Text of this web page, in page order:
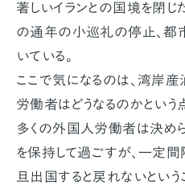
著しいイランとの国境を閉じ
の通年の小巡礼の停止、都
いている。
ここで気になるのは、湾岸
労働者はどうなるのかという
多くの外国人労働者は決め
を保持して過ごすが、一定間
旦出国すると戻れないという